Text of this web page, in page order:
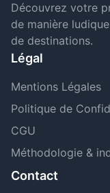
Découvrez votre
de manière
de destinations.
Légal
Mentions Légales
Politique de
CGU
Méthodologie &
Contact